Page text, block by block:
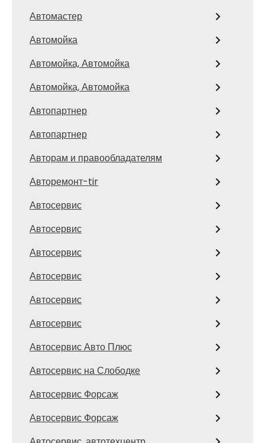
Автомастер
Автомойка
Автомойка, Автомойка
Автомойка, Автомойка
Автопартнер
Автопартнер
Авторам и правообладателям
Авторемонт-tir
Автосервис
Автосервис
Автосервис
Автосервис
Автосервис
Автосервис
Автосервис Авто Плюс
Автосервис на Слободке
Автосервис Форсаж
Автосервис Форсаж